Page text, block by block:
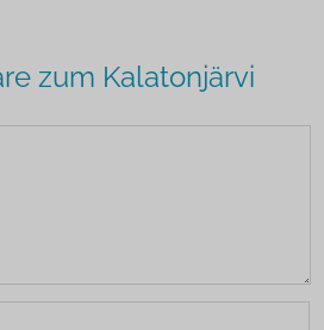
zum Kalatonjärvi